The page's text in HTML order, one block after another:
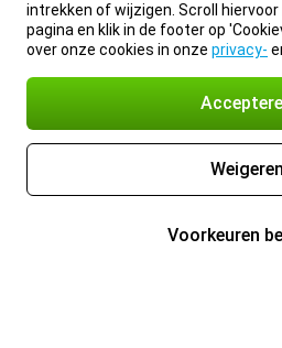
intrekken of wijzigen. Scroll
pagina en klik in de footer op
over onze cookies in onze privacy-
Weigeren
Voorkeuren